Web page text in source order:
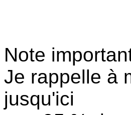
Note
Je rappelle à
jusqu'ici